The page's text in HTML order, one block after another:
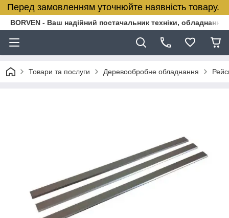
Перед замовленням уточнюйте наявність товару.
BORVEN - Ваш надійний постачальник техніки, обладнання
Товари та послуги Деревообробне обладнання